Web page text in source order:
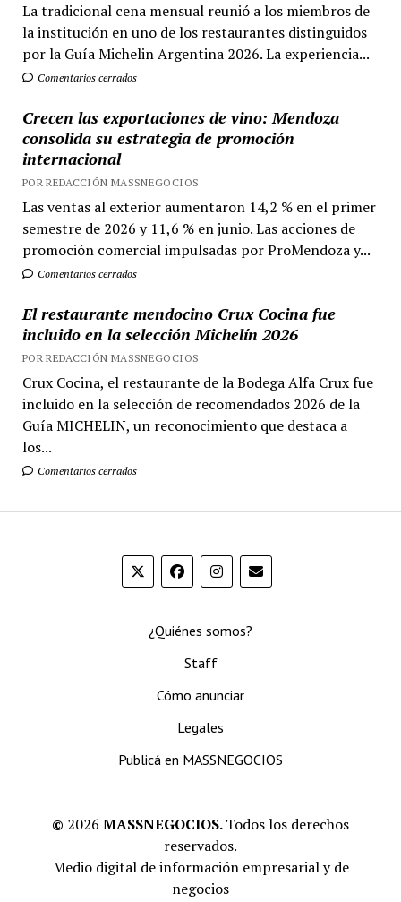
La tradicional cena mensual reunió a los miembros de
la institución en uno de los restaurantes distinguidos
por la Guía Michelin Argentina 2026. La experiencia...
Comentarios cerrados
Crecen las exportaciones de vino: Mendoza
consolida su estrategia de promoción
internacional
POR REDACCIÓN MASSNEGOCIOS
Las ventas al exterior aumentaron 14,2 % en el primer
semestre de 2026 y 11,6 % en junio. Las acciones de
promoción comercial impulsadas por ProMendoza y...
Comentarios cerrados
El restaurante mendocino Crux Cocina fue
incluido en la selección Michelín 2026
POR REDACCIÓN MASSNEGOCIOS
Crux Cocina, el restaurante de la Bodega Alfa Crux fue
incluido en la selección de recomendados 2026 de la
Guía MICHELIN, un reconocimiento que destaca a
los...
Comentarios cerrados
¿Quiénes somos?
Staff
Cómo anunciar
Legales
Publicá en MASSNEGOCIOS
© 2026 MASSNEGOCIOS.Todos los derechos
reservados.
Medio digital de información empresarial y de
negocios